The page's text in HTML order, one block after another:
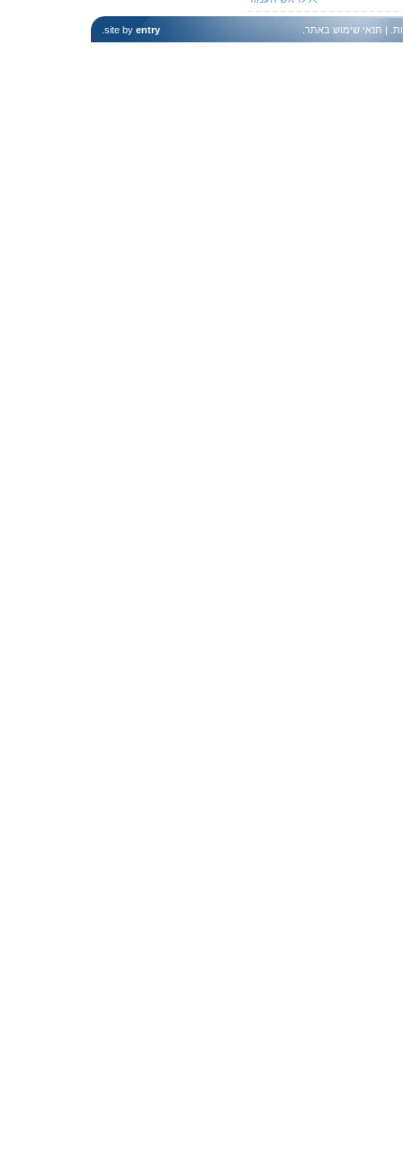
site by entry . | תנאי שימוש באתר